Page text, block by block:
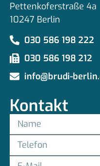
Pettenkoferstraße 4a
10247 Berlin
030 586 198 222
030 586 198 212
info@brudi-
Kontakt